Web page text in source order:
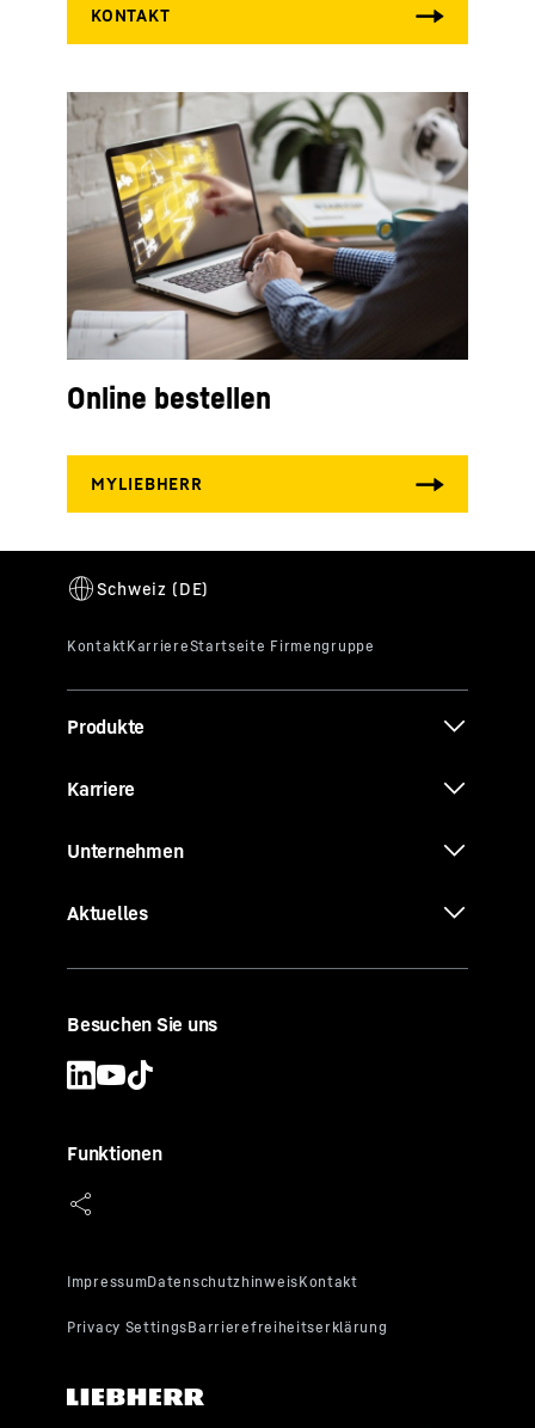
Online bestellen
Produkte
Karriere
Unternehmen
Aktuelles
Besuchen Sie uns
Funktionen